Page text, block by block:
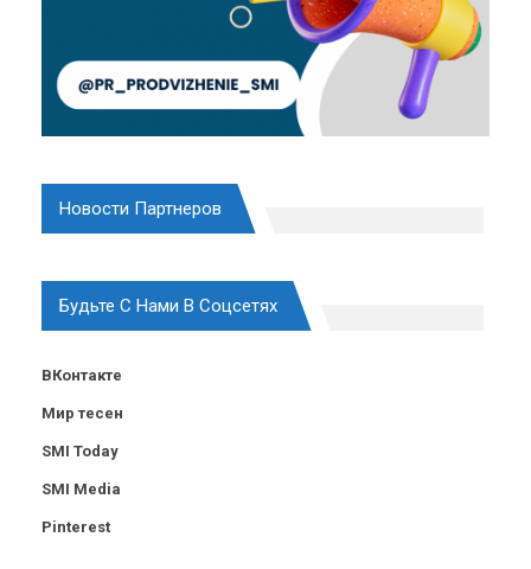
Новости Партнеров
Будьте С Нами В Соцсетях
ВКонтакте
Мир тесен
SMI Today
SMI Media
Pinterest